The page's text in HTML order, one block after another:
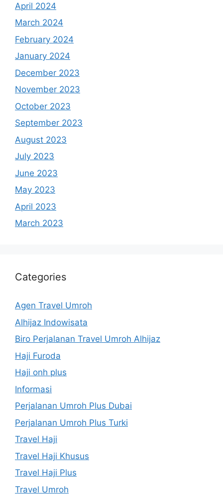
April 2024
March 2024
February 2024
January 2024
December 2023
November 2023
October 2023
September 2023
August 2023
July 2023
June 2023
May 2023
April 2023
March 2023
Categories
Agen Travel Umroh
Alhijaz Indowisata
Biro Perjalanan Travel Umroh Alhijaz
Haji Furoda
Haji onh plus
Informasi
Perjalanan Umroh Plus Dubai
Perjalanan Umroh Plus Turki
Travel Haji
Travel Haji Khusus
Travel Haji Plus
Travel Umroh